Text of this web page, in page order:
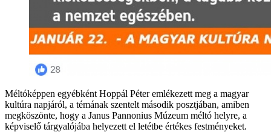
Méltóképpen egyébként Hoppál Péter emlékezett meg a magyar
kultúra napjáról, a témának szentelt második posztjában, amiben
megköszönte, hogy a Janus Pannonius Múzeum méltó helyre, a
képviselő tárgyalójába helyezett el letétbe értékes festményeket.